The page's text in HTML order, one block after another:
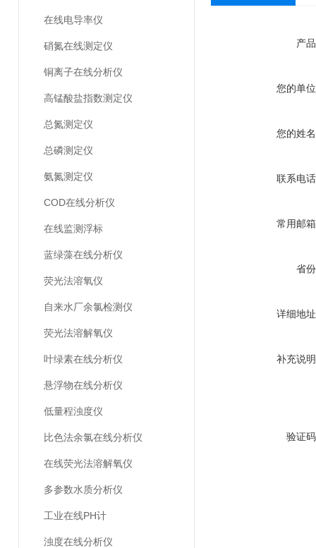
在线电导率仪
硝氮在线测定仪
铜离子在线分析仪
高锰酸盐指数测定仪
总氮测定仪
总磷测定仪
氨氮测定仪
COD在线分析仪
在线监测浮标
蓝绿藻在线分析仪
荧光法溶氧仪
自来水厂余氯检测仪
荧光法溶解氧仪
叶绿素在线分析仪
悬浮物在线分析仪
低量程浊度仪
比色法余氯在线分析仪
在线荧光法溶解氧仪
多参数水质分析仪
工业在线PH计
浊度在线分析仪
产
您的单
您的姓
联系电
常用邮
省
详细地
补充说
验证